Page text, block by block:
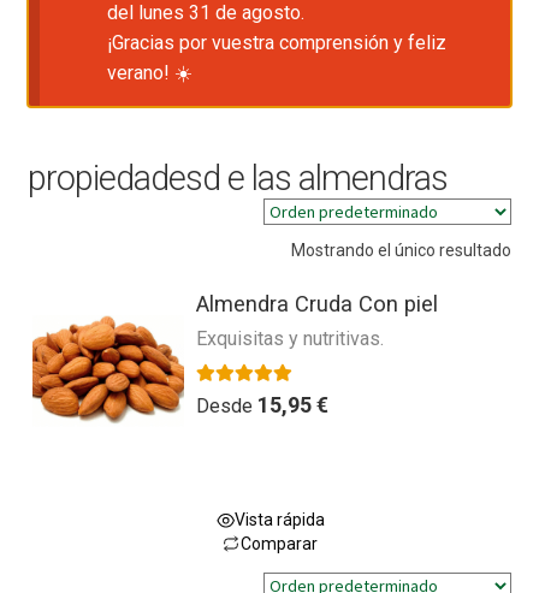
del lunes 31 de agosto.
¡Gracias por vuestra comprensión y feliz
verano! ☀️
propiedadesd e las almendras
Mostrando el único resultado
Almendra Cruda Con piel
Exquisitas y nutritivas.
Valorado con5.00de 5
Desde 15,95€
Vista rápida
Comparar
Este